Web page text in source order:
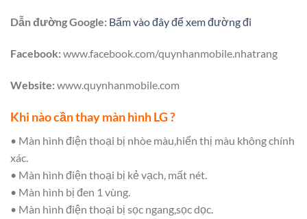
Dẫn đường Google: Bấm vào đây để xem đường đi
Facebook:www.facebook.com/quynhanmobile.nhatrang
Website:www.quynhanmobile.com
Khi nào cần thay màn hình LG ?
• Màn hình điện thoại bị nhòe màu,hiển thị màu không chính
xác.
• Màn hình điện thoại bị kẻ vạch, mất nét.
• Màn hình bị đen 1 vùng.
• Màn hình điện thoại bị sọc ngang,sọc dọc.